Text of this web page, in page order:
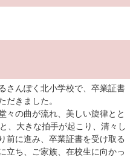
さんぽく北小学校で、卒業証書
だきました。
々の曲が流れ、美しい旋律とと
、大きな拍手が起こり、清々し
前に進み、卒業証書を受け取る
立ち、ご家族、在校生に向かっ